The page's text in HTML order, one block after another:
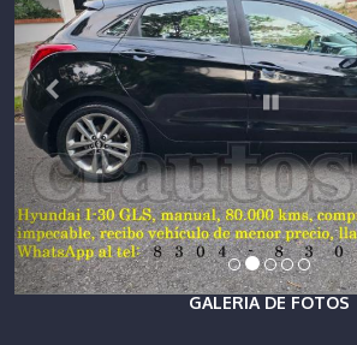
GALERIA DE FOTOS